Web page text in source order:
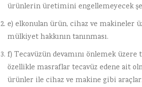
ürünlerin üretimini engellemeyecek
e) elkonulan ürün, cihaz ve makineler
mülkiyet hakkının tanınması.
f) Tecavüzün devamını önlemek üzere
özellikle masraflar tecavüz edene ait
ürünler ile cihaz ve makine gibi